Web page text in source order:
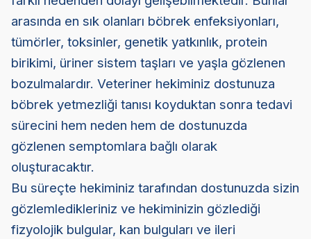
arasında en sık olanları böbrek enfeksiyonları,
tümörler, toksinler, genetik yatkınlık, protein
birikimi, üriner sistem taşları ve yaşla gözlenen
bozulmalardır. Veteriner hekiminiz dostunuza
böbrek yetmezliği tanısı koyduktan sonra tedavi
sürecini hem neden hem de dostunuzda
gözlenen semptomlara bağlı olarak
oluşturacaktır.
Bu süreçte hekiminiz tarafından dostunuzda sizin
gözlemledikleriniz ve hekiminizin gözlediği
fizyolojik bulgular, kan bulguları ve ileri